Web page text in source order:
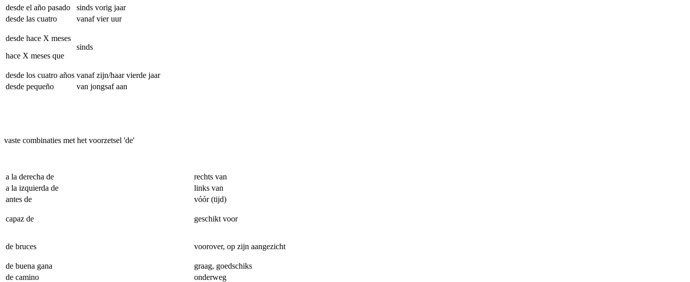
desde el año pasado
sinds vorig jaar
desde las cuatro
vanaf vier uur
desde hace X meses
hace X meses que
sinds
desde los cuatro años vanaf zijn/haar vierde jaar
desde pequeño
van jongsaf aan
vaste combinaties met het voorzetsel 'de'
a la derecha de
rechts van
a la izquierda de
links van
antes de
vóór (tijd)
capaz de geschikt voor
de bruces voorover, op zijn aangezicht
de buena gana
graag, goedschiks
de camino
onderweg